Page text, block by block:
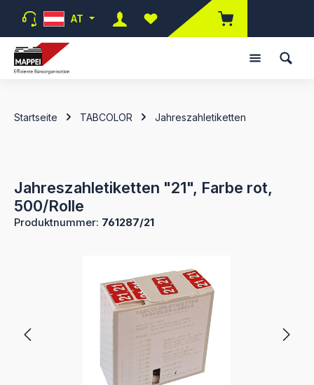
Zum Hauptinhalt springen
AT
Du hast 0 Produkte auf dem
Startseite TABCOLOR Jahreszahletiketten
Jahreszahletiketten "21", Farbe rot,
500/Rolle
Produktnummer: 761287/21